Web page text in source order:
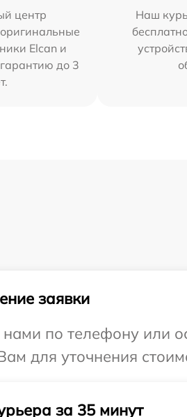
центр
Elcan и
до 3
Наш
заявки
по телефону или
для уточнения
за 35 минут